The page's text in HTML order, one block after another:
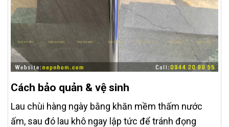
Cách bảo quản & vệ sinh
Lau chùi hàng ngày bằng khăn mềm thấm nước
ấm, sau đó lau khô ngay lập tức để tránh đọng